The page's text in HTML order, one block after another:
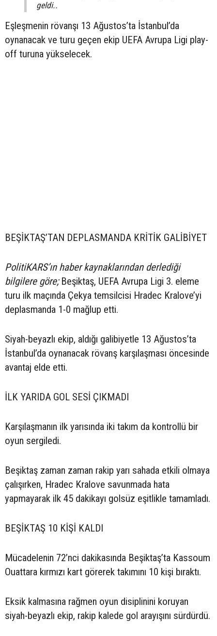
geldi..
Eşleşmenin rövanşı 13 Ağustos’ta İstanbul’da
oynanacak ve turu geçen ekip UEFA Avrupa Ligi play-
off turuna yükselecek.
BEŞİKTAŞ’TAN DEPLASMANDA KRİTİK GALİBİYET
PolitiKARS’ın haber kaynaklarından derlediği
bilgilere göre;Beşiktaş, UEFA Avrupa Ligi 3. eleme
turu ilk maçında Çekya temsilcisi Hradec Kralove’yi
deplasmanda 1-0 mağlup etti.
Siyah-beyazlı ekip, aldığı galibiyetle 13 Ağustos’ta
İstanbul’da oynanacak rövanş karşılaşması öncesinde
avantaj elde etti.
İLK YARIDA GOL SESİ ÇIKMADI
Karşılaşmanın ilk yarısında iki takım da kontrollü bir
oyun sergiledi.
Beşiktaş zaman zaman rakip yarı sahada etkili olmaya
çalışırken, Hradec Kralove savunmada hata
yapmayarak ilk 45 dakikayı golsüz eşitlikle tamamladı.
BEŞİKTAŞ 10 KİŞİ KALDI
Mücadelenin 72’nci dakikasında Beşiktaş’ta Kassoum
Ouattara kırmızı kart görerek takımını 10 kişi bıraktı.
Eksik kalmasına rağmen oyun disiplinini koruyan
siyah-beyazlı ekip, rakip kalede gol arayışını sürdürdü.